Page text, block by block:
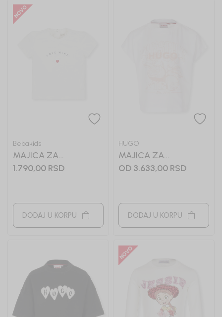
Bebakids
MAJICA ZA
DEVOJCICE VIKTORIA
1.790,00 RSD
DODAJ U KORPU
HUGO
MAJICA ZA
DEVOJČICE HUGO
OD 3.633,00 RSD
DODAJ U KORPU